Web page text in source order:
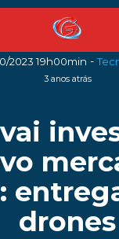
2023 19h00min -
3 anos atrás
drones